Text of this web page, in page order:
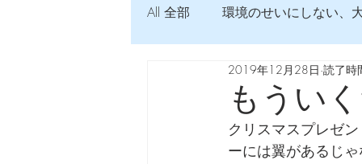
All 全部 環境のせいにしない、
弦交換の記録 DTM 始め
Imanjy Studio 使われているモノ
もうい
2019年12月28日 読了時
クリスマスプレゼ
ーには翼があるじゃ